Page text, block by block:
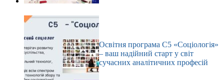
Освітня програма С5 «Соціологія»
– ваш надійний старт у світ
сучасних аналітичних професій